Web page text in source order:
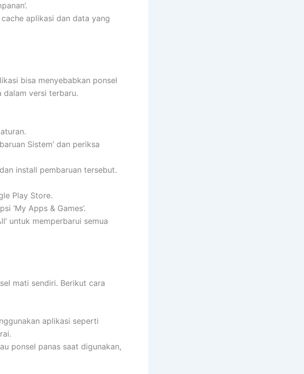
cache aplikasi dan data yang
bisa menyebabkan ponsel
dalam versi terbaru.
Sistem’ dan periksa
install pembaruan tersebut.
Play Store.
‘My Apps & Games’.
untuk memperbarui semua
mati sendiri. Berikut cara
aplikasi seperti
ponsel panas saat digunakan,